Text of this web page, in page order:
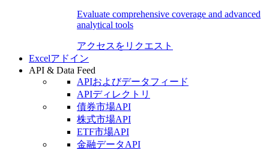
Evaluate comprehensive coverage and advanced
analytical tools
アクセスをリクエスト
Excelアドイン
API & Data Feed
APIおよびデータフィード
APIディレクトリ
債券市場API
株式市場API
ETF市場API
金融データAPI